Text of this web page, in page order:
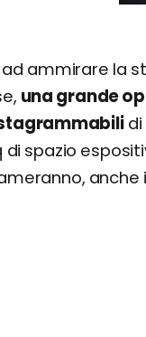
ammirare la
una grande
di
di spazio
anche